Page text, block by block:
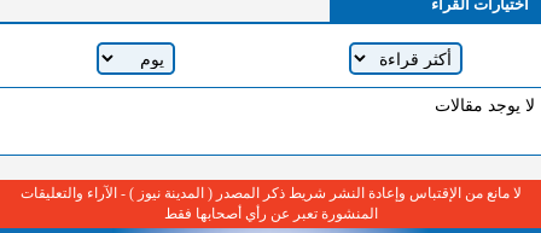
اختيارات القراء
لا يوجد مقالات
لا مانع من الإقتباس وإعادة النشر شريط ذكر المصدر ( المدينة نيوز ) - الآراء والتعليقات
المنشورة تعبر عن رأي أصحابها فقط